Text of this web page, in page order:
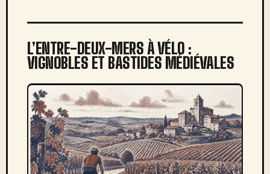
L’ENTRE-DEUX-MERS À VÉLO :
VIGNOBLES ET BASTIDES MÉDIÉVALES